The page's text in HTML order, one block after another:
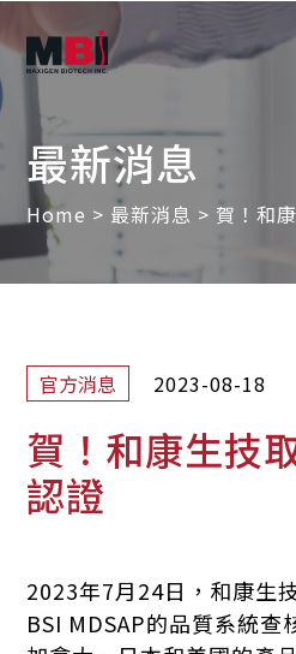
最新消息
Home > 最新消息 > 賀！和
官方消息 2023-08-18
賀！和康生技
認證
2023年7月24日，和康生
BSI MDSAP的品質系統查